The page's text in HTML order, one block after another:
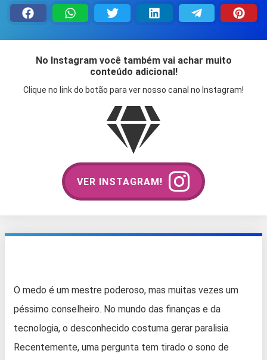
No Instagram você também vai achar muito
conteúdo adicional!
Clique no link do botão para ver nosso canal no Instagram!
VER INSTAGRAM!
O medo é um mestre poderoso, mas muitas vezes um
péssimo conselheiro. No mundo das finanças e da
tecnologia, o desconhecido costuma gerar paralisia.
Recentemente, uma pergunta tem tirado o sono de